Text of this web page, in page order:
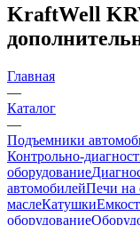
KraftWell
Главная
—
Каталог
—
Подъемники
Контрольно-
оборудование
автомобилейПечи на
маслеКатушки
оборудование